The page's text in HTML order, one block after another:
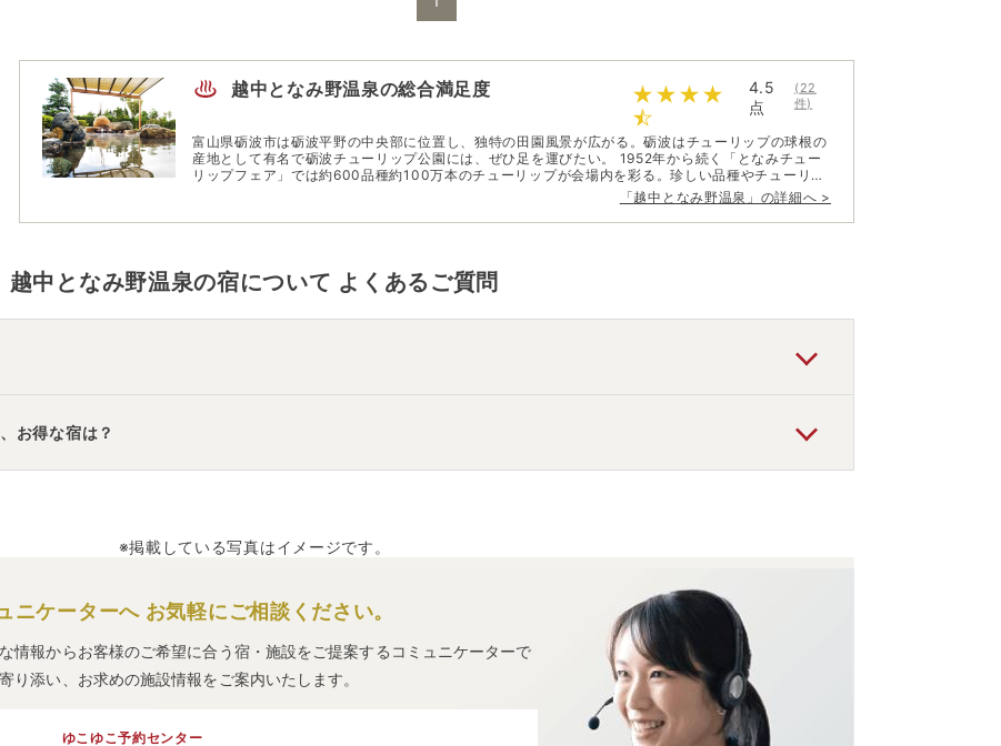
越中となみ野温泉の総合満足度
4.5
点
( 22
件)
富山県砺波市は砺波平野の中央部に位置し、独特の田園風景が広がる。砺波はチューリップの球根の
産地として有名で砺波チューリップ公園には、ぜひ足を運びたい。 1952年から続く「となみチュー
リップフェア」では約600品種約100万本のチューリップが会場内を彩る。珍しい品種やチューリッ
プで描かれた地上絵など、いつもとは違うチューリップの姿を楽しめる。 砺波チューリップ公園か
ら程近い「越中となみ野温泉」では、八尾累層と医王山累層の2つの水源を持っているため、その両
方の特性を堪能することができる。例年8月には「となみ花火大会」や全国から多くの見物客が集ま
「越中となみ野温泉 」の詳細へ >
越中となみ野温泉の宿について よくあるご質問
・「なだうら温泉 元湯 磯波風
などの旅館・ホテルがおすす
お得な宿は？
※掲載している写真はイメージです。
ニケーターへ お気軽にご相談ください。
情報からお客様のご希望に合う宿・施設をご提案するコミュニケーターで
り添い、お求めの施設情報をご案内いたします。
ゆこゆこ予約センター